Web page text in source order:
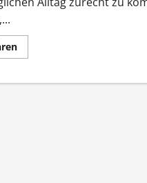
Mehr
Informationen
Betreuung